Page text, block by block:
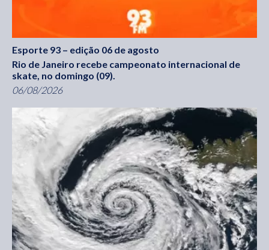
Esporte 93 – edição 06 de agosto
Rio de Janeiro recebe campeonato internacional de
skate, no domingo (09).
06/08/2026